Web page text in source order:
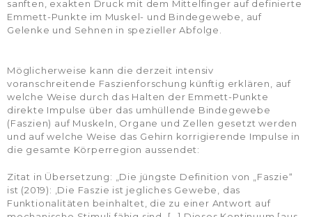
sanften, exakten Druck mit dem Mittelfinger auf definierte
Emmett-Punkte im Muskel- und Bindegewebe, auf
Gelenke und Sehnen in spezieller Abfolge.
Möglicherweise kann die derzeit intensiv
voranschreitende Faszienforschung künftig erklären, auf
welche Weise durch das Halten der Emmett-Punkte
direkte Impulse über das umhüllende Bindegewebe
(Faszien) auf Muskeln, Organe und Zellen gesetzt werden
und auf welche Weise das Gehirn korrigierende Impulse in
die gesamte Körperregion aussendet:
Zitat in Übersetzung: „Die jüngste Definition von „Faszie“
ist (2019): ‚Die Faszie ist jegliches Gewebe, das
Funktionalitäten beinhaltet, die zu einer Antwort auf